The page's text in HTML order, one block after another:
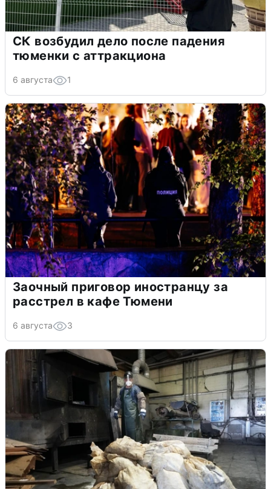
СК возбудил дело после падения
тюменки с аттракциона
6 августа 1
Заочный приговор иностранцу за
расстрел в кафе Тюмени
6 августа 3